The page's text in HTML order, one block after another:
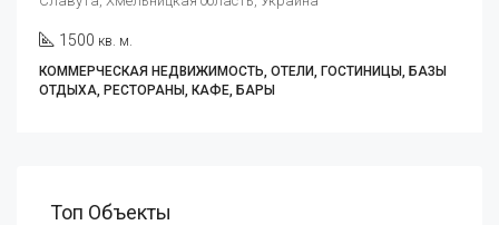
1500 кв. м.
КОММЕРЧЕСКАЯ НЕДВИЖИМОСТЬ, ОТЕЛИ, ГОСТИНИЦЫ, БАЗЫ
ОТДЫХА, РЕСТОРАНЫ, КАФЕ, БАРЫ
Топ Объекты